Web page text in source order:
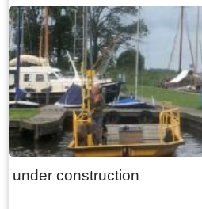
under construction